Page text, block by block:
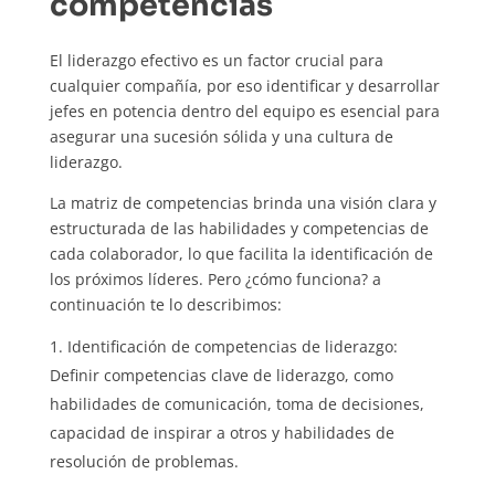
El liderazgo efectivo es un factor crucial para
cualquier compañía, por eso identificar y desarrollar
jefes en potencia dentro del equipo es esencial para
asegurar una sucesión sólida y una cultura de
liderazgo.
La matriz de competencias brinda una visión clara y
estructurada de las habilidades y competencias de
cada colaborador, lo que facilita la identificación de
los próximos líderes. Pero ¿cómo funciona? a
continuación te lo describimos:
Identificación de competencias de liderazgo:
Definir competencias clave de liderazgo, como
habilidades de comunicación, toma de decisiones,
capacidad de inspirar a otros y habilidades de
resolución de problemas.